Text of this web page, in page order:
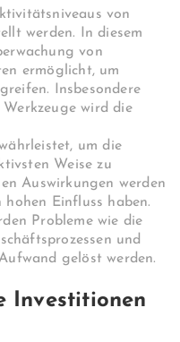
von
werden. In diesem
von
ermöglicht, um
Insbesondere
wird die
um die
Weise zu
Auswirkungen werden
Einfluss haben.
Probleme wie die
und
gelöst werden.
Investitionen